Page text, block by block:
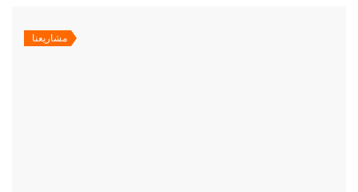
مشاريعنا